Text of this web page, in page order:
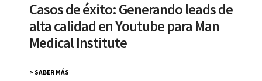
Casos de éxito: Generando leads de
alta calidad en Youtube para Man
Medical Institute
> SABER MÁS